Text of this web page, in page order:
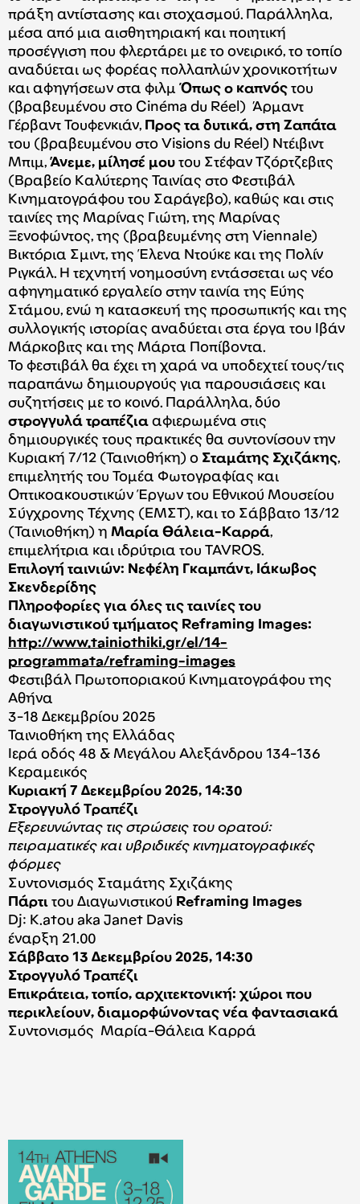
πράξη αντίστασης και στοχασμού. Παράλληλα,
μέσα από μια αισθητηριακή και ποιητική
προσέγγιση που φλερτάρει με το ονειρικό, το τοπίο
αναδύεται ως φορέας πολλαπλών χρονικοτήτων
και αφηγήσεων στα φιλμ Όπως ο καπνός του
(βραβευμένου στο Cinéma du Réel) Άρμαντ
Γέρβαντ Τουφενκιάν, Προς τα δυτικά, στη Ζαπάτα
του (βραβευμένου στο Visions du Réel) Ντέιβιντ
Μπιμ, Άνεμε, μίλησέ μου του Στέφαν Τζόρτζεβιτς
(Βραβείο Καλύτερης Ταινίας στο Φεστιβάλ
Κινηματογράφου του Σαράγεβο), καθώς και στις
ταινίες της Μαρίνας Γιώτη, της Μαρίνας
Ξενοφώντος, της (βραβευμένης στη Viennale)
Βικτόρια Σμιντ, της Έλενα Ντούκε και της Πολίν
Ριγκάλ. Η τεχνητή νοημοσύνη εντάσσεται ως νέο
αφηγηματικό εργαλείο στην ταινία της Εύης
Στάμου, ενώ η κατασκευή της προσωπικής και της
συλλογικής ιστορίας αναδύεται στα έργα του Ιβάν
Μάρκοβιτς και της Μάρτα Ποπίβοντα.
Το φεστιβάλ θα έχει τη χαρά να υποδεχτεί τους/τις
παραπάνω δημιουργούς για παρουσιάσεις και
συζητήσεις με το κοινό. Παράλληλα, δύο
στρογγυλά τραπέζια αφιερωμένα στις
δημιουργικές τους πρακτικές θα συντονίσουν την
Κυριακή 7/12 (Ταινιοθήκη) ο Σταμάτης Σχιζάκης,
επιμελητής του Τομέα Φωτογραφίας και
Οπτικοακουστικών Έργων του Εθνικού Μουσείου
Σύγχρονης Τέχνης (ΕΜΣΤ), και το Σάββατο 13/12
(Ταινιοθήκη) η Μαρία Θάλεια-Καρρά,
επιμελήτρια και ιδρύτρια του TAVROS.
Επιλογή ταινιών: Νεφέλη Γκαμπάντ, Ιάκωβος
Σκενδερίδης
Πληροφορίες για όλες τις ταινίες του
διαγωνιστικού τμήματος Reframing Images:
http://www.tainiothiki.gr/el/14-
programmata/reframing-images
Φεστιβάλ Πρωτοποριακού Κινηματογράφου της
Αθήνα
3-18 Δεκεμβρίου 2025
Ταινιοθήκη της Ελλάδας
Ιερά οδός 48 & Μεγάλου Αλεξάνδρου 134-136
Κεραμεικός
Κυριακή 7 Δεκεμβρίου 2025, 14:30
Στρογγυλό Τραπέζι
Εξερευνώντας τις στρώσεις του ορατού:
πειραματικές και υβριδικές κινηματογραφικές
φόρμες
Συντονισμός Σταμάτης Σχιζάκης
Πάρτι του Διαγωνιστικού Reframing Images
Dj: K.atou aka Janet Davis
έναρξη 21.00
Σάββατο 13 Δεκεμβρίου 2025, 14:30
Στρογγυλό Τραπέζι
Επικράτεια, τοπίο, αρχιτεκτονική: χώροι που
περικλείουν, διαμορφώνοντας νέα φαντασιακά
Συντονισμός Μαρία-Θάλεια Καρρά